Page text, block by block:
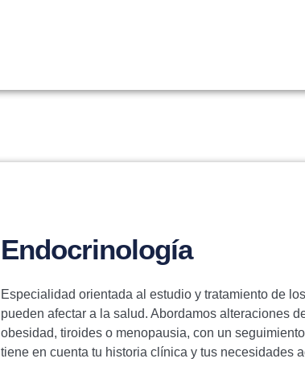
Endocrinología
Especialidad orientada al estudio y tratamiento de
pueden afectar a la salud. Abordamos alteraciones
obesidad, tiroides o menopausia, con un
tiene en cuenta tu historia clínica y tus necesidades